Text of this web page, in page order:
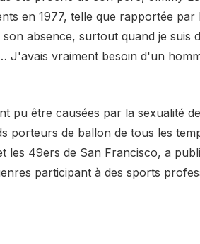
en 1977, telle que rapportée par
absence, surtout quand je suis
J'avais vraiment besoin d'un
pu être causées par la sexualité
porteurs de ballon de tous les
les 49ers de San Francisco, a
participant à des sports